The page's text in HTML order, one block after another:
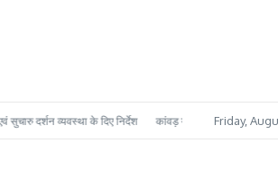
दर्शन व्यवस्था के दिए निर्देश कांवड़ यात्रा में सुरक्षा का मजबूत
Friday,